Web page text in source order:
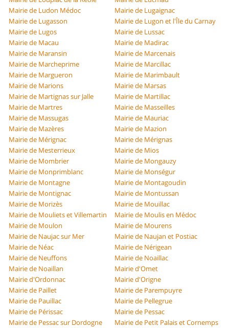
Mairie de Ludon Médoc
Mairie de Lugaignac
Mairie de Lugasson
Mairie de Lugon et l'Île du Carnay
Mairie de Lugos
Mairie de Lussac
Mairie de Macau
Mairie de Madirac
Mairie de Maransin
Mairie de Marcenais
Mairie de Marcheprime
Mairie de Marcillac
Mairie de Margueron
Mairie de Marimbault
Mairie de Marions
Mairie de Marsas
Mairie de Martignas sur Jalle
Mairie de Martillac
Mairie de Martres
Mairie de Masseilles
Mairie de Massugas
Mairie de Mauriac
Mairie de Mazères
Mairie de Mazion
Mairie de Mérignac
Mairie de Mérignas
Mairie de Mesterrieux
Mairie de Mios
Mairie de Mombrier
Mairie de Mongauzy
Mairie de Monprimblanc
Mairie de Monségur
Mairie de Montagne
Mairie de Montagoudin
Mairie de Montignac
Mairie de Montussan
Mairie de Morizès
Mairie de Mouillac
Mairie de Mouliets et Villemartin
Mairie de Moulis en Médoc
Mairie de Moulon
Mairie de Mourens
Mairie de Naujac sur Mer
Mairie de Naujan et Postiac
Mairie de Néac
Mairie de Nérigean
Mairie de Neuffons
Mairie de Noaillac
Mairie de Noaillan
Mairie d'Omet
Mairie d'Ordonnac
Mairie d'Origne
Mairie de Paillet
Mairie de Parempuyre
Mairie de Pauillac
Mairie de Pellegrue
Mairie de Périssac
Mairie de Pessac
Mairie de Pessac sur Dordogne
Mairie de Petit Palais et Cornemps